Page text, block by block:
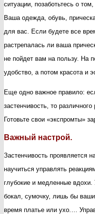
ситуации, позаботьтесь о
Ваша одежда, обувь,
для вас. Если будете все
растрепалась ли ваша
не пойдет вам на пользу. На
удобство, а потом красота и
Еще одно важное правило:
застенчивость, то
Готовьте свои «экспромты»
Важный настрой.
Застенчивость проявляется
научиться управлять
глубокие и медленные
бокал, сумочку, лишь бы
время платье или ухо.…